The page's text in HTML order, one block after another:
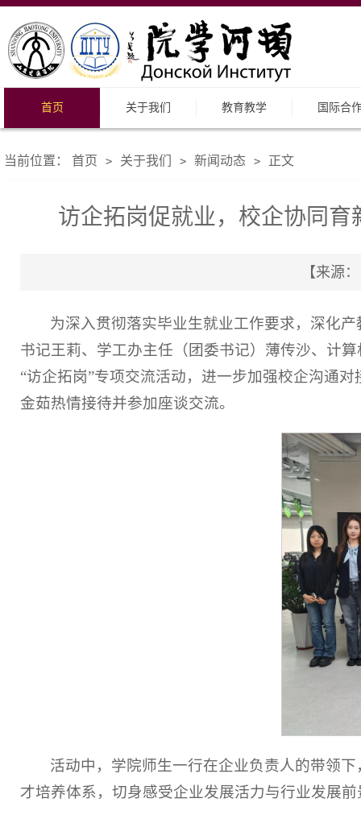
首页 关于我们 教育教学 国际合
当前位置： 首页 > 关于我们 > 新闻动态 > 正文
访企拓岗促就业，校企协同
【来源
为深入贯彻落实毕业生就业工作要求，深化
书记王莉、学工办主任（团委书记）薄传沙、计
“访企拓岗”专项交流活动，进一步加强校企沟通
金茹热情接待并参加座谈交流。
活动中，学院师生一行在企业负责人的带领
才培养体系，切身感受企业发展活力与行业发展前